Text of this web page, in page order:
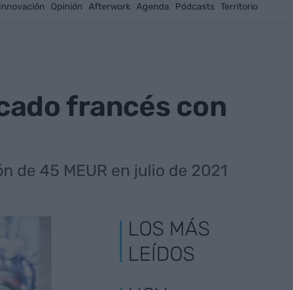
Opinión Afterwork Agenda Pódcasts Territorio
francés con
de 45 MEUR en julio de 2021
LOS MÁS
LEÍDOS